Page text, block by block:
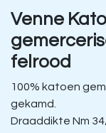
Venne
felrood
100% katoen
gekamd.
Draaddikte Nm